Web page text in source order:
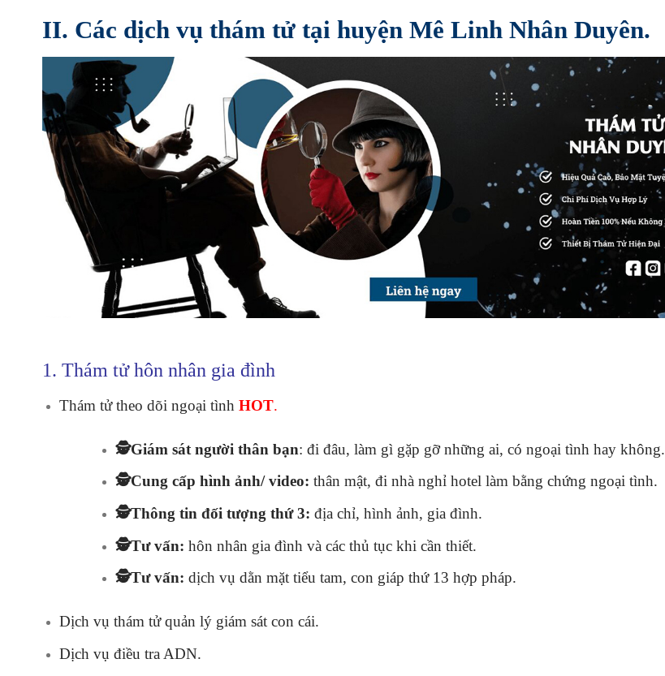
II. Các dịch vụ thám tử tại huyện Mê Linh Nhân Duyên.
1. Thám tử hôn nhân gia đình
Thám tử theo dõi ngoại tình HOT.
🕵️Giám sát người thân bạn: đi đâu, làm gì gặp gỡ những ai, có ngoại tình hay không.
🕵️Cung cấp hình ảnh/ video: thân mật, đi nhà nghỉ hotel làm bằng chứng ngoại tình.
🕵️Thông tin đối tượng thứ 3: địa chỉ, hình ảnh, gia đình.
🕵️Tư vấn: hôn nhân gia đình và các thủ tục khi cần thiết.
🕵️Tư vấn: dịch vụ dằn mặt tiểu tam, con giáp thứ 13 hợp pháp.
Dịch vụ thám tử quản lý giám sát con cái.
Dịch vụ điều tra ADN.